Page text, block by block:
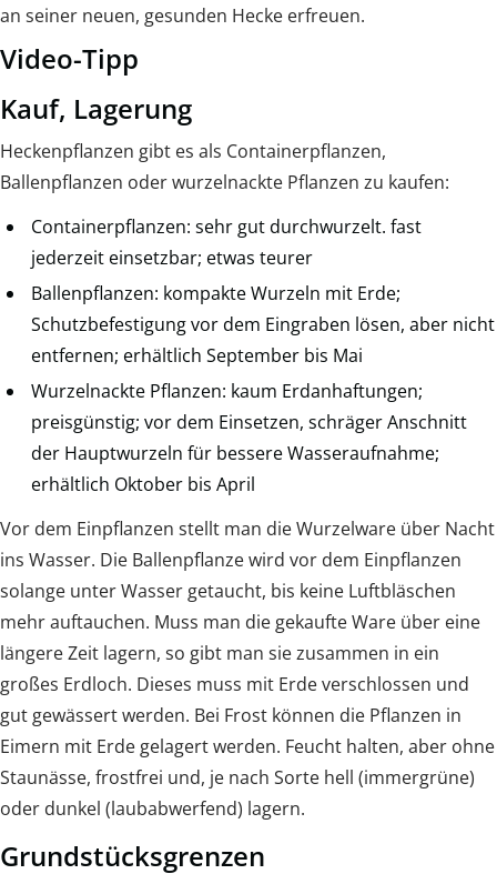
an seiner neuen, gesunden Hecke erfreuen.
Video-Tipp
Kauf, Lagerung
Heckenpflanzen gibt es als Containerpflanzen,
Ballenpflanzen oder wurzelnackte Pflanzen zu kaufen:
Containerpflanzen: sehr gut durchwurzelt. fast
jederzeit einsetzbar; etwas teurer
Ballenpflanzen: kompakte Wurzeln mit Erde;
Schutzbefestigung vor dem Eingraben lösen, aber nicht
entfernen; erhältlich September bis Mai
Wurzelnackte Pflanzen: kaum Erdanhaftungen;
preisgünstig; vor dem Einsetzen, schräger Anschnitt
der Hauptwurzeln für bessere Wasseraufnahme;
erhältlich Oktober bis April
Vor dem Einpflanzen stellt man die Wurzelware über Nacht
ins Wasser. Die Ballenpflanze wird vor dem Einpflanzen
solange unter Wasser getaucht, bis keine Luftbläschen
mehr auftauchen. Muss man die gekaufte Ware über eine
längere Zeit lagern, so gibt man sie zusammen in ein
großes Erdloch. Dieses muss mit Erde verschlossen und
gut gewässert werden. Bei Frost können die Pflanzen in
Eimern mit Erde gelagert werden. Feucht halten, aber ohne
Staunässe, frostfrei und, je nach Sorte hell (immergrüne)
oder dunkel (laubabwerfend) lagern.
Grundstücksgrenzen